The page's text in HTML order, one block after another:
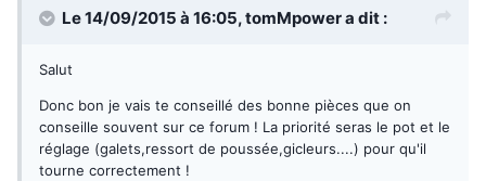
Le 14/09/2015 à 16:05,tomMpowera dit :
Salut
Donc bon je vais te conseillé des bonne pièces que on
conseille souvent sur ce forum ! La priorité seras le pot et le
réglage (galets,ressort de poussée,gicleurs....) pour qu'il
tourne correctement !